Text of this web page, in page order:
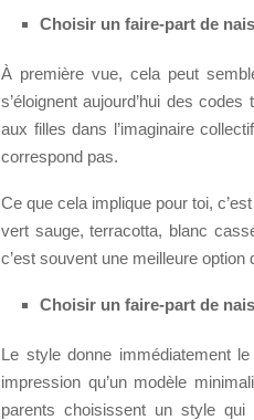
Choisir un faire-part de
À première vue, cela peut
s’éloignent aujourd’hui des
aux filles dans l’imaginaire
correspond pas.
Ce que cela implique pour toi,
vert sauge, terracotta, blanc
c’est souvent une meilleure option
Choisir un faire-part de
Le style donne immédiatement
impression qu’un modèle
parents choisissent un style qui